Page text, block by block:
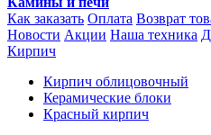
Как заказать Оплата Возврат
Новости Акции Наша техника
Кирпич
Кирпич облицовочный
Керамические блоки
Красный кирпич